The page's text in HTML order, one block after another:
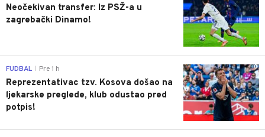
Neočekivan transfer: Iz PSŽ-a u
zagrebački Dinamo!
0
FUDBAL Pre 1 h
Reprezentativac tzv. Kosova došao na
ljekarske preglede, klub odustao pred
potpis!